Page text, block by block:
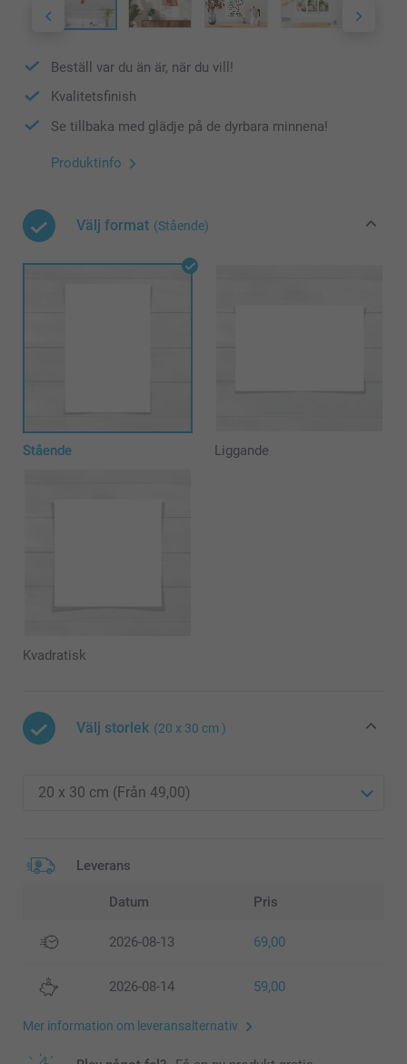
Beställ var du än är, när du vill!
Kvalitetsfinish
Se tillbaka med glädje på de dyrbara minnena!
Produktinfo
Välj format (Stående)
Stående Liggande
Kvadratisk
Välj storlek (20 x 30 cm )
Leverans
Datum Pris
2026-08-13 69,00
2026-08-14 59,00
Mer information om leveransalternativ